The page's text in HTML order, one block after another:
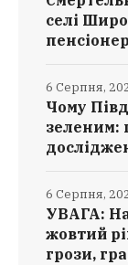
селі
Чому
зеленим:
6 Серпня,
УВАГА:
жовтий
грози,
6 Серпня,